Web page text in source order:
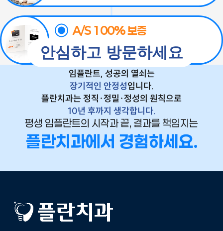
A/S 100% 보증
A/S 보증 시스템
(지점별/종류별 보증기간 상이)
안심하고 방문하세요
임플란트, 성공의 열쇠는
장기적인 안정성입니다.
플란치과는 정직·정밀·정성의 원칙으로
10년 후까지 생각합니다.
평생 임플란트의 시작과 끝, 결과를 책임지는
플란치과에서 경험하세요.